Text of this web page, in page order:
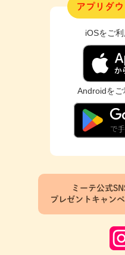
アプリダ
iOSをご
Androidをご
ミーテ公式
プレゼントキャン